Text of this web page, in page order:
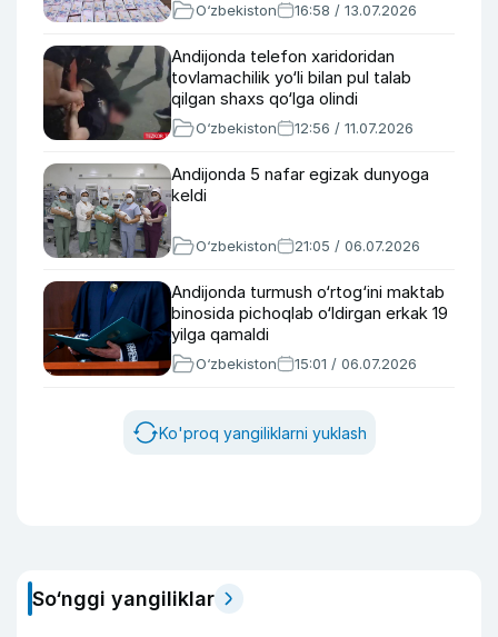
O‘zbekiston 16:58 / 13.07.2026
Andijonda telefon xaridoridan
tovlamachilik yo‘li bilan pul talab
qilgan shaxs qo‘lga olindi
O‘zbekiston 12:56 / 11.07.2026
Andijonda 5 nafar egizak dunyoga
keldi
O‘zbekiston 21:05 / 06.07.2026
Andijonda turmush o‘rtog‘ini maktab
binosida pichoqlab o‘ldirgan erkak 19
yilga qamaldi
O‘zbekiston 15:01 / 06.07.2026
Ko'proq yangiliklarni yuklash
So‘nggi yangiliklar